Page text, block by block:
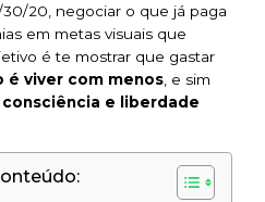
20, negociar o que já paga
em metas visuais que
é te mostrar que gastar
é viver com menos , e sim
e liberdade